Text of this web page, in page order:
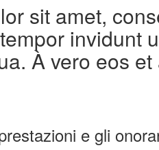
sit amet,
invidunt
À vero eos
e gli